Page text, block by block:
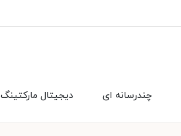
دیجیتال مارکتینگ چندرسانه ای